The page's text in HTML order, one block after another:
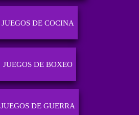
JUEGOS DE COCINA
JUEGOS DE BOXEO
JUEGOS DE GUERRA